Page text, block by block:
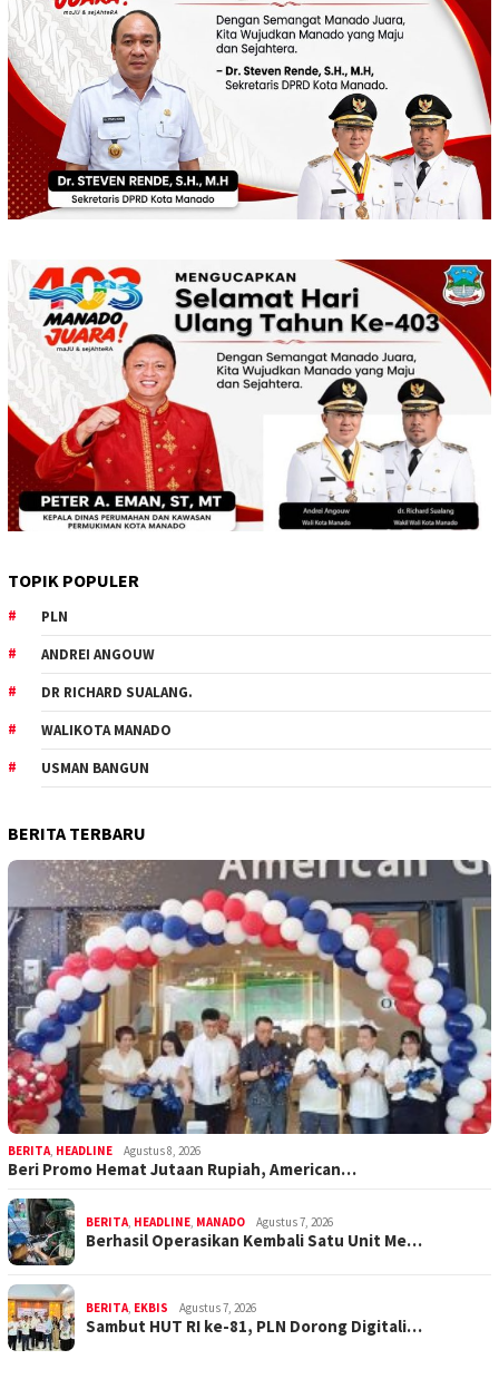
TOPIK POPULER
PLN
ANDREI ANGOUW
DR RICHARD SUALANG.
WALIKOTA MANADO
USMAN BANGUN
BERITA TERBARU
BERITA, HEADLINE Agustus 8, 2026
Beri Promo Hemat Jutaan Rupiah, American…
BERITA, HEADLINE, MANADO Agustus 7, 2026
Berhasil Operasikan Kembali Satu Unit Me…
BERITA, EKBIS Agustus 7, 2026
Sambut HUT RI ke-81, PLN Dorong Digitali…